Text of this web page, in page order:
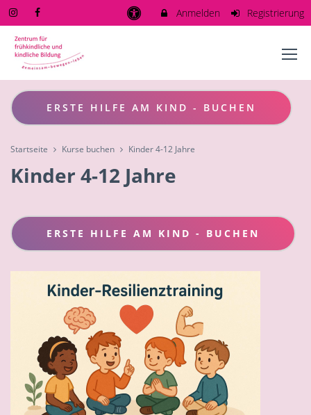
Anmelden Registrierung
ERSTE HILFE AM KIND - BUCHEN
Startseite Kurse buchen Kinder 4-12 Jahre
Kinder 4-12 Jahre
ERSTE HILFE AM KIND - BUCHEN